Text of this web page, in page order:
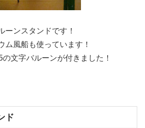
ーンスタンドです！
ム風船も使っています！
文字バルーンが付きました！
ド